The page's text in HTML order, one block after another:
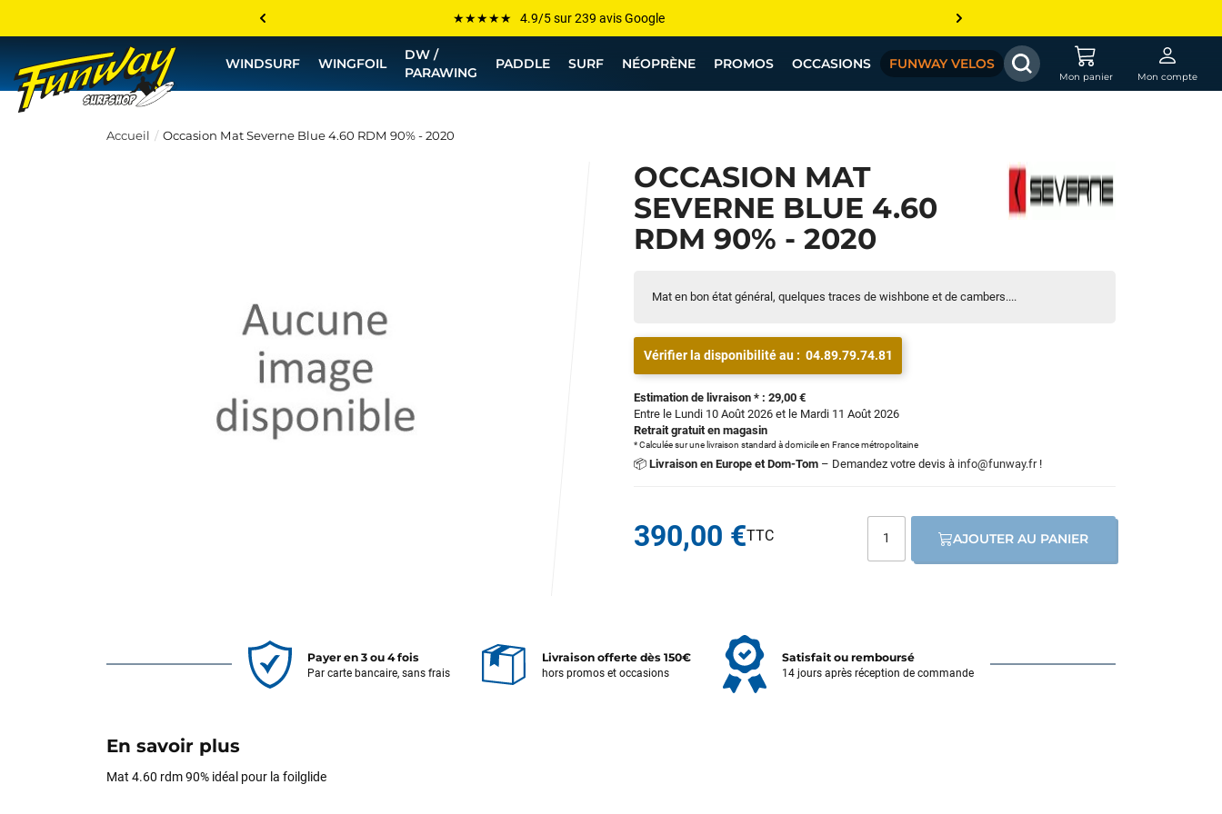
Les plus grandes marques sont chez Funway
Jusqu’à -75% de remise sur le windsurf, wingfoil, etc...
💰 Meilleur prix garanti — Moins cher ailleurs ? On s’aligne !
WINDSURF WINGFOIL
DW /
PARAWING
PADDLE SURF NÉOPRÈNE PROMOS OCCASIONS FUNWAY VELOS
Mon panier Mon compte
Accueil Occasion Mat Severne Blue 4.60 RDM 90% - 2020
OCCASION MAT
SEVERNE BLUE 4.60
RDM 90% - 2020
Mat en bon état général, quelques traces de wishbone et de cambers....
Vérifier la disponibilité au : 04.89.79.74.81
Estimation de livraison * : 29,00 €
Entre le Lundi 10 Août 2026 et le Mardi 11 Août 2026
Retrait gratuit en magasin
* Calculée sur une livraison standard à domicile en France métropolitaine
📦 Livraison en Europe et Dom-Tom – Demandez votre devis à info@funway.fr!
390,00 € AJOUTER AU PANIER
Payer en 3 ou 4 fois
Par carte bancaire, sans frais
Livraison offerte dès 150€
hors promos et occasions
Satisfait ou remboursé
14 jours après réception de commande
En savoir plus
Mat 4.60 rdm 90% idéal pour la foilglide